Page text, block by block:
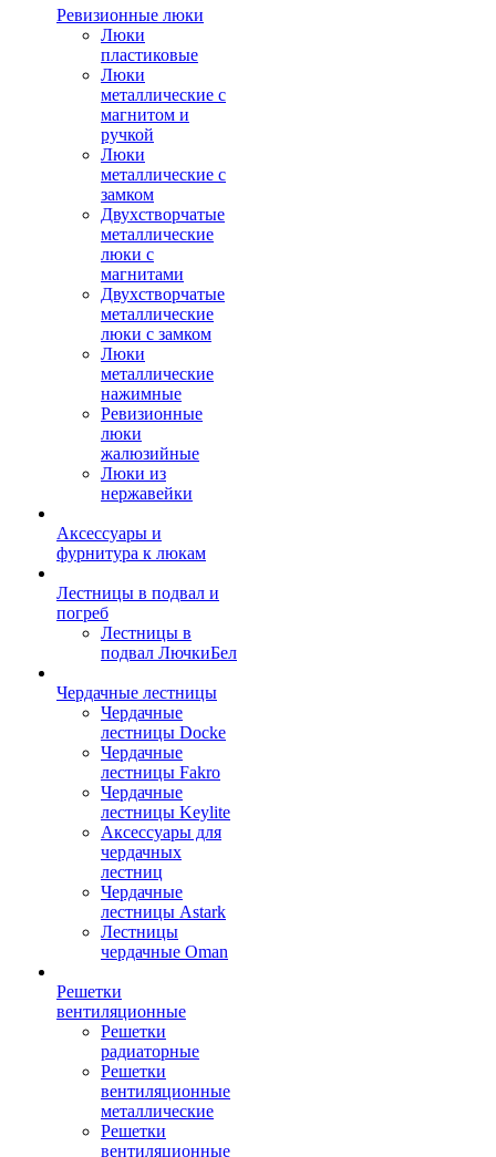
Ревизионные люки
Люки
пластиковые
Люки
металлические с
магнитом и
ручкой
Люки
металлические с
замком
Двухстворчатые
металлические
люки с
магнитами
Двухстворчатые
металлические
люки с замком
Люки
металлические
нажимные
Ревизионные
люки
жалюзийные
Люки из
нержавейки
Аксессуары и
фурнитура к люкам
Лестницы в подвал и
погреб
Лестницы в
подвал ЛючкиБел
Чердачные лестницы
Чердачные
лестницы Docke
Чердачные
лестницы Fakro
Чердачные
лестницы Keylite
Аксессуары для
чердачных
лестниц
Чердачные
лестницы Astark
Лестницы
чердачные Oman
Решетки
вентиляционные
Решетки
радиаторные
Решетки
вентиляционные
металлические
Решетки
вентиляционные